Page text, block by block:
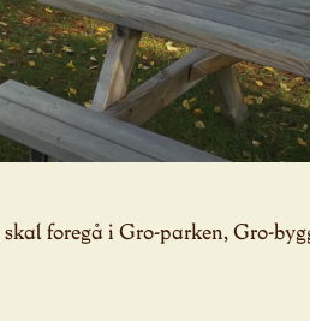
foregå i Gro-parken, Gro-